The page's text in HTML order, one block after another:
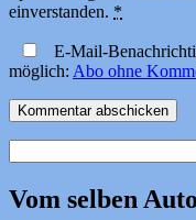
einverstanden. *
E-Mail-
möglich: Abo ohne
nach:
Vom selben